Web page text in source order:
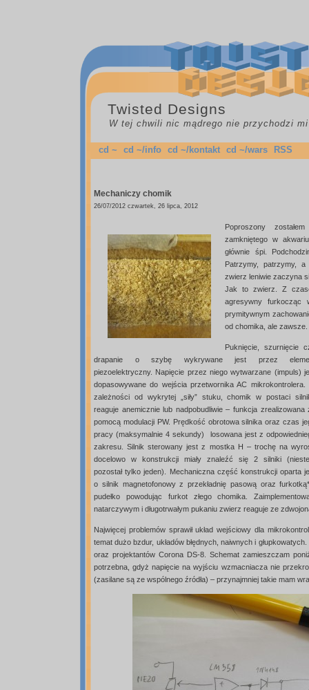
Twisted Designs
W tej chwili nic mądrego nie przychodzi mi
cd ~ cd ~/info cd ~/kontakt cd ~/wars RSS
Mechaniczy chomik
26/07/2012 czwartek, 26 lipca, 2012
Poproszony
zamkniętego w
głównie śpi.
Patrzymy, patrzymy,
zwierz leniwie zaczyna
Jak to zwierz. Z
agresywny
prymitywnym
od chomika, ale zawsze.
Puknięcie, szurnięcie
drapanie o szybę wykrywane jest przez
piezoelektryczny. Napięcie przez niego wytwarzane (impuls)
dopasowywane do wejścia przetwornika AC mikrokontrolera.
zależności od wykrytej „siły” stuku, chomik w postaci
reaguje anemicznie lub nadpobudliwie – funkcja zrealizowana
pomocą modulacji PW. Prędkość obrotowa silnika oraz czas
pracy (maksymalnie 4 sekundy) losowana jest z
zakresu. Silnik sterowany jest z mostka H – trochę na
docelowo w konstrukcji miały znaleźć się 2 silniki
pozostał tylko jeden). Mechaniczna część konstrukcji oparta
o silnik magnetofonowy z przekładnię pasową oraz
pudełko powodując furkot złego chomika.
natarczywym i długotrwałym pukaniu zwierz reaguje ze
Najwięcej problemów sprawił układ wejściowy dla
temat dużo bzdur, układów błędnych, naiwnych i
oraz projektantów Corona DS-8. Schemat zamieszczam
potrzebna, gdyż napięcie na wyjściu wzmacniacza nie
(zasilane są ze wspólnego źródła) – przynajmniej takie mam